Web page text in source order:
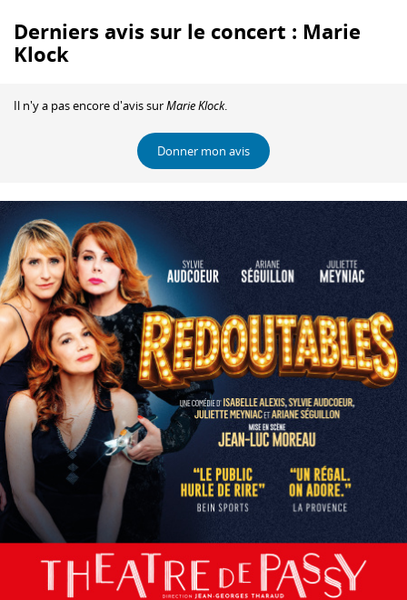
Derniers avis sur le concert : Marie
Klock
Il n'y a pas encore d'avis surMarie Klock.
Donner mon avis